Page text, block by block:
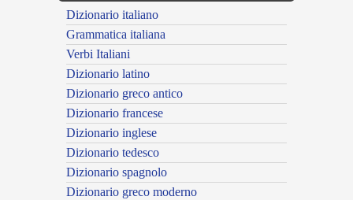
Dizionario italiano
Grammatica italiana
Verbi Italiani
Dizionario latino
Dizionario greco antico
Dizionario francese
Dizionario inglese
Dizionario tedesco
Dizionario spagnolo
Dizionario greco moderno